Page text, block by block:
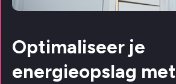
Optimaliseer je
energieopslag met